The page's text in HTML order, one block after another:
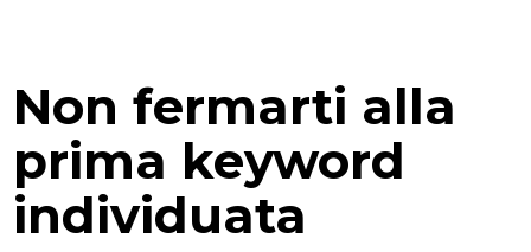
Non fermarti alla
prima keyword
individuata